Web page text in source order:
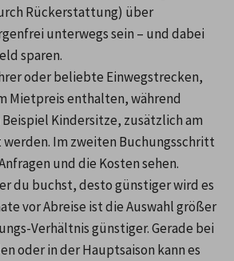
Rückerstattung) über
unterwegs sein – und dabei
sparen.
oder beliebte Einwegstrecken,
Mietpreis enthalten, während
Kindersitze, zusätzlich am
Im zweiten Buchungsschritt
und die Kosten sehen.
du buchst, desto günstiger wird es
vor Abreise ist die Auswahl größer
Verhältnis günstiger. Gerade bei
oder in der Hauptsaison kann es